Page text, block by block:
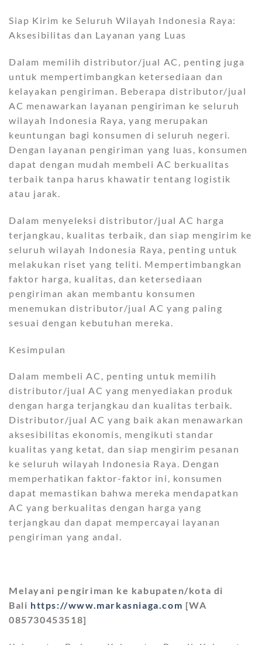
Siap Kirim ke Seluruh Wilayah Indonesia Raya:
Aksesibilitas dan Layanan yang Luas
Dalam memilih distributor/jual AC, penting juga
untuk mempertimbangkan ketersediaan dan
kelayakan pengiriman. Beberapa distributor/jual
AC menawarkan layanan pengiriman ke seluruh
wilayah Indonesia Raya, yang merupakan
keuntungan bagi konsumen di seluruh negeri.
Dengan layanan pengiriman yang luas, konsumen
dapat dengan mudah membeli AC berkualitas
terbaik tanpa harus khawatir tentang logistik
atau jarak.
Dalam menyeleksi distributor/jual AC harga
terjangkau, kualitas terbaik, dan siap mengirim ke
seluruh wilayah Indonesia Raya, penting untuk
melakukan riset yang teliti. Mempertimbangkan
faktor harga, kualitas, dan ketersediaan
pengiriman akan membantu konsumen
menemukan distributor/jual AC yang paling
sesuai dengan kebutuhan mereka.
Kesimpulan
Dalam membeli AC, penting untuk memilih
distributor/jual AC yang menyediakan produk
dengan harga terjangkau dan kualitas terbaik.
Distributor/jual AC yang baik akan menawarkan
aksesibilitas ekonomis, mengikuti standar
kualitas yang ketat, dan siap mengirim pesanan
ke seluruh wilayah Indonesia Raya. Dengan
memperhatikan faktor-faktor ini, konsumen
dapat memastikan bahwa mereka mendapatkan
AC yang berkualitas dengan harga yang
terjangkau dan dapat mempercayai layanan
pengiriman yang andal.
Melayani pengiriman ke kabupaten/kota di
Bali https://www.markasniaga.com [WA
085730453518]